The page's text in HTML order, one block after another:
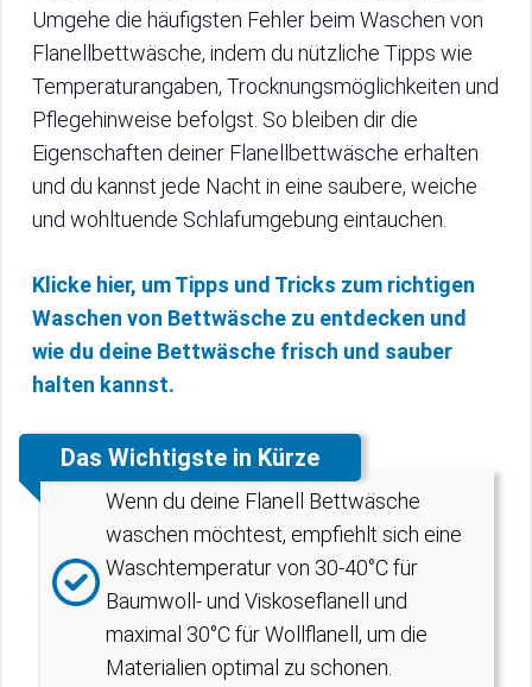
Umgehe die häufigsten Fehler beim Waschen von
Flanellbettwäsche, indem du nützliche Tipps wie
Temperaturangaben, Trocknungsmöglichkeiten und
Pflegehinweise befolgst. So bleiben dir die
Eigenschaften deiner Flanellbettwäsche erhalten
und du kannst jede Nacht in eine saubere, weiche
und wohltuende Schlafumgebung eintauchen.
Klicke hier, um Tipps und Tricks zum richtigen
Waschen von Bettwäsche zu entdecken und
wie du deine Bettwäsche frisch und sauber
halten kannst.
Das Wichtigste in Kürze
Wenn du deine Flanell Bettwäsche
waschen möchtest, empfiehlt sich eine
Waschtemperatur von 30-40°C für
Baumwoll- und Viskoseflanell und
maximal 30°C für Wollflanell, um die
Materialien optimal zu schonen.